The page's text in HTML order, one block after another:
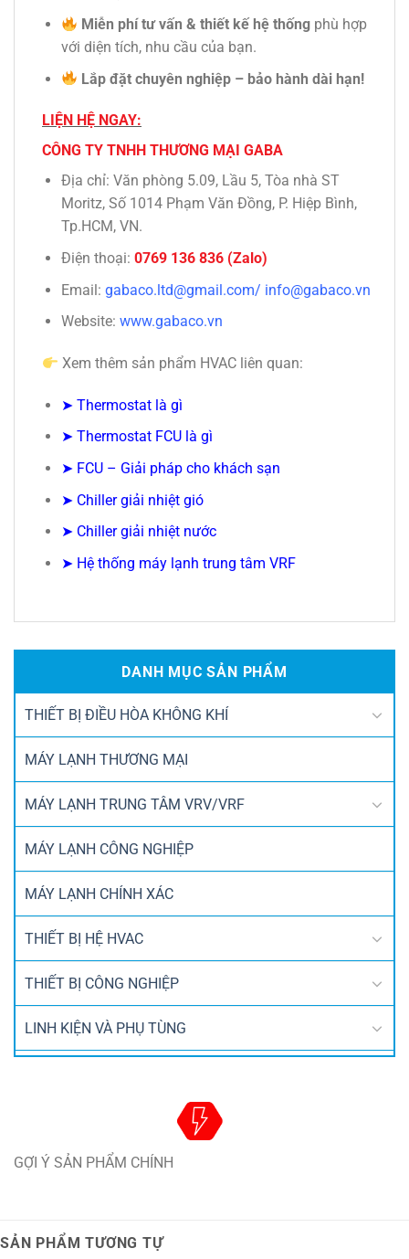
Miễn phí tư vấn & thiết kế hệ thống phù hợp
với diện tích, nhu cầu của bạn.
Lắp đặt chuyên nghiệp – bảo hành dài hạn!
LIỆN HỆ NGAY:
CÔNG TY TNHH THƯƠNG MẠI GABA
Địa chỉ: Văn phòng 5.09, Lầu 5, Tòa nhà ST
Moritz, Số 1014 Phạm Văn Đồng, P. Hiệp Bình,
Tp.HCM, VN.
Điện thoại: 0769 136 836 (Zalo)
Email: gabaco.ltd@gmail.com/ info@gabaco.vn
Website: www.gabaco.vn
Xem thêm sản phẩm HVAC liên quan:
➤ Thermostat là gì
➤ Thermostat FCU là gì
➤ FCU – Giải pháp cho khách sạn
➤ Chiller giải nhiệt gió
➤ Chiller giải nhiệt nước
➤Hệ thống máy lạnh trung tâm VRF
DANH MỤC SẢN PHẨM
THIẾT BỊ ĐIỀU HÒA KHÔNG KHÍ
MÁY LẠNH THƯƠNG MẠI
MÁY LẠNH TRUNG TÂM VRV/VRF
MÁY LẠNH CÔNG NGHIỆP
MÁY LẠNH CHÍNH XÁC
THIẾT BỊ HỆ HVAC
THIẾT BỊ CÔNG NGHIỆP
LINH KIỆN VÀ PHỤ TÙNG
GỢI Ý SẢN PHẨM CHÍNH
SẢN PHẨM TƯƠNG TỰ